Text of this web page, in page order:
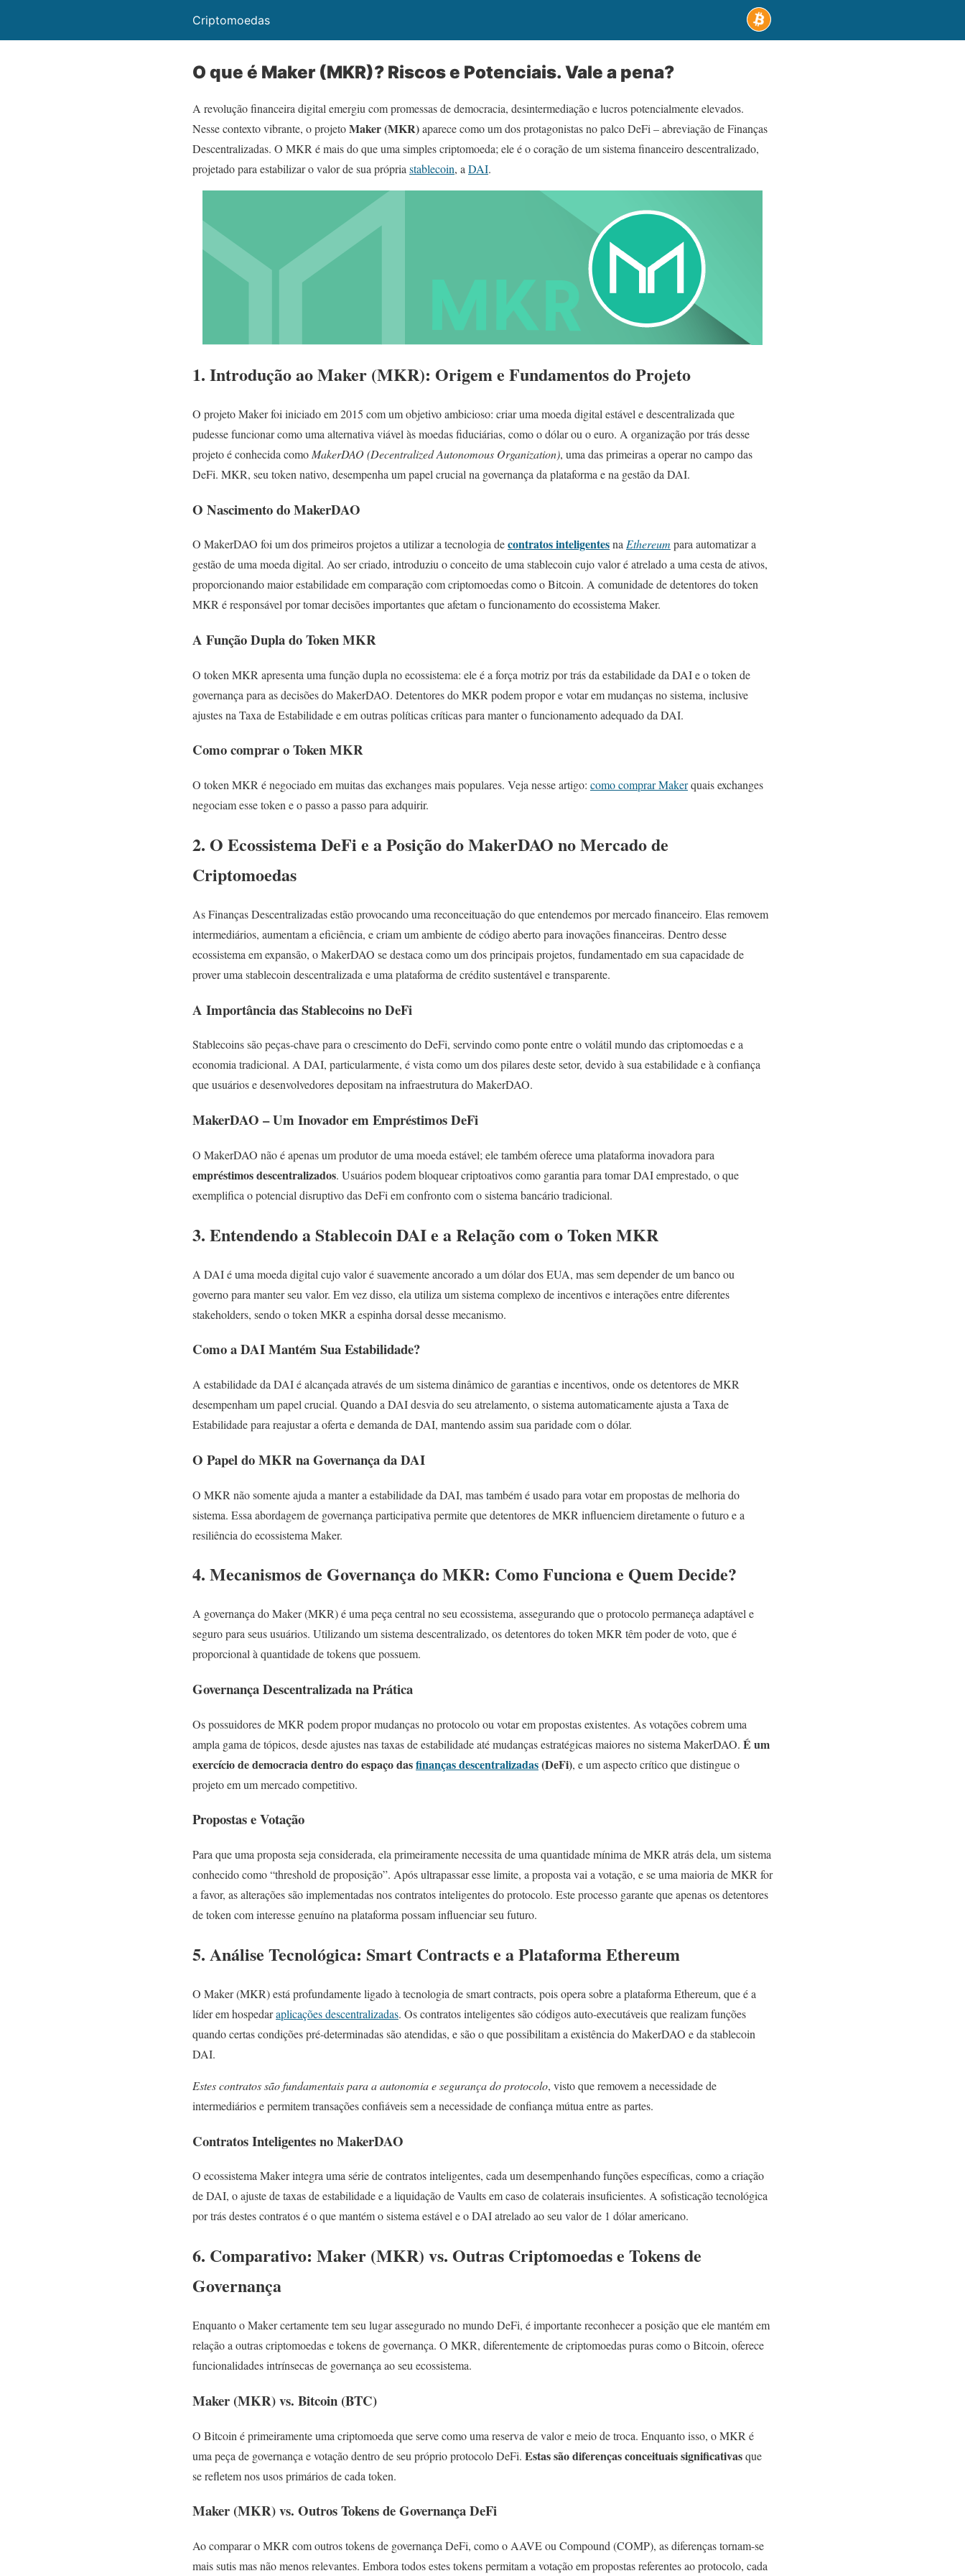
Criptomoedas
O que é Maker (MKR)? Riscos e Potenciais. Vale a pena?
A revolução financeira digital emergiu com promessas de democracia, desintermediação e lucros potencialmente elevados.
Nesse contexto vibrante, o projetoMaker (MKR)aparece como um dos protagonistas no palco DeFi – abreviação de Finanças
Descentralizadas. O MKR é mais do que uma simples criptomoeda; ele é o coração de um sistema financeiro descentralizado,
projetado para estabilizar o valor de sua própria stablecoin, a DAI.
1. Introdução ao Maker (MKR): Origem e Fundamentos do Projeto
O projeto Maker foi iniciado em 2015 com um objetivo ambicioso: criar uma moeda digital estável e descentralizada que
pudesse funcionar como uma alternativa viável às moedas fiduciárias, como o dólar ou o euro. A organização por trás desse
projeto é conhecida como MakerDAO (Decentralized Autonomous Organization), uma das primeiras a operar no campo das
DeFi. MKR, seu token nativo, desempenha um papel crucial na governança da plataforma e na gestão da DAI.
O Nascimento do MakerDAO
O MakerDAO foi um dos primeiros projetos a utilizar a tecnologia decontratos inteligentesnaEthereum para automatizar a
gestão de uma moeda digital. Ao ser criado, introduziu o conceito de uma stablecoin cujo valor é atrelado a uma cesta de ativos,
proporcionando maior estabilidade em comparação com criptomoedas como o Bitcoin. A comunidade de detentores do token
MKR é responsável por tomar decisões importantes que afetam o funcionamento do ecossistema Maker.
A Função Dupla do Token MKR
O token MKR apresenta uma função dupla no ecossistema: ele é a força motriz por trás da estabilidade da DAI e o token de
governança para as decisões do MakerDAO. Detentores do MKR podem propor e votar em mudanças no sistema, inclusive
ajustes na Taxa de Estabilidade e em outras políticas críticas para manter o funcionamento adequado da DAI.
Como comprar o Token MKR
O token MKR é negociado em muitas das exchanges mais populares. Veja nesse artigo: como comprar Makerquais exchanges
negociam esse token e o passo a passo para adquirir.
2. O Ecossistema DeFi e a Posição do MakerDAO no Mercado de
Criptomoedas
As Finanças Descentralizadas estão provocando uma reconceituação do que entendemos por mercado financeiro. Elas removem
intermediários, aumentam a eficiência, e criam um ambiente de código aberto para inovações financeiras. Dentro desse
ecossistema em expansão, o MakerDAO se destaca como um dos principais projetos, fundamentado em sua capacidade de
prover uma stablecoin descentralizada e uma plataforma de crédito sustentável e transparente.
A Importância das Stablecoins no DeFi
Stablecoins são peças-chave para o crescimento do DeFi, servindo como ponte entre o volátil mundo das criptomoedas e a
economia tradicional. A DAI, particularmente, é vista como um dos pilares deste setor, devido à sua estabilidade e à confiança
que usuários e desenvolvedores depositam na infraestrutura do MakerDAO.
MakerDAO – Um Inovador em Empréstimos DeFi
O MakerDAO não é apenas um produtor de uma moeda estável; ele também oferece uma plataforma inovadora para
empréstimos descentralizados. Usuários podem bloquear criptoativos como garantia para tomar DAI emprestado, o que
exemplifica o potencial disruptivo das DeFi em confronto com o sistema bancário tradicional.
3. Entendendo a Stablecoin DAI e a Relação com o Token MKR
A DAI é uma moeda digital cujo valor é suavemente ancorado a um dólar dos EUA, mas sem depender de um banco ou
governo para manter seu valor. Em vez disso, ela utiliza um sistema complexo de incentivos e interações entre diferentes
stakeholders, sendo o token MKR a espinha dorsal desse mecanismo.
Como a DAI Mantém Sua Estabilidade?
A estabilidade da DAI é alcançada através de um sistema dinâmico de garantias e incentivos, onde os detentores de MKR
desempenham um papel crucial. Quando a DAI desvia do seu atrelamento, o sistema automaticamente ajusta a Taxa de
Estabilidade para reajustar a oferta e demanda de DAI, mantendo assim sua paridade com o dólar.
O Papel do MKR na Governança da DAI
O MKR não somente ajuda a manter a estabilidade da DAI, mas também é usado para votar em propostas de melhoria do
sistema. Essa abordagem de governança participativa permite que detentores de MKR influenciem diretamente o futuro e a
resiliência do ecossistema Maker.
4. Mecanismos de Governança do MKR: Como Funciona e Quem Decide?
A governança do Maker (MKR) é uma peça central no seu ecossistema, assegurando que o protocolo permaneça adaptável e
seguro para seus usuários. Utilizando um sistema descentralizado, os detentores do token MKR têm poder de voto, que é
proporcional à quantidade de tokens que possuem.
Governança Descentralizada na Prática
Os possuidores de MKR podem propor mudanças no protocolo ou votar em propostas existentes. As votações cobrem uma
ampla gama de tópicos, desde ajustes nas taxas de estabilidade até mudanças estratégicas maiores no sistema MakerDAO. É um
exercício de democracia dentro do espaço dasfinanças descentralizadas(DeFi), e um aspecto crítico que distingue o
projeto em um mercado competitivo.
Propostas e Votação
Para que uma proposta seja considerada, ela primeiramente necessita de uma quantidade mínima de MKR atrás dela, um sistema
conhecido como “threshold de proposição”. Após ultrapassar esse limite, a proposta vai a votação, e se uma maioria de MKR for
a favor, as alterações são implementadas nos contratos inteligentes do protocolo. Este processo garante que apenas os detentores
de token com interesse genuíno na plataforma possam influenciar seu futuro.
5. Análise Tecnológica: Smart Contracts e a Plataforma Ethereum
O Maker (MKR) está profundamente ligado à tecnologia de smart contracts, pois opera sobre a plataforma Ethereum, que é a
líder em hospedaraplicações descentralizadas. Os contratos inteligentes são códigos auto-executáveis que realizam funções
quando certas condições pré-determinadas são atendidas, e são o que possibilitam a existência do MakerDAO e da stablecoin
DAI.
Estes contratos são fundamentais para a autonomia e segurança do protocolo, visto que removem a necessidade de
intermediários e permitem transações confiáveis sem a necessidade de confiança mútua entre as partes.
Contratos Inteligentes no MakerDAO
O ecossistema Maker integra uma série de contratos inteligentes, cada um desempenhando funções específicas, como a criação
de DAI, o ajuste de taxas de estabilidade e a liquidação de Vaults em caso de colaterais insuficientes. A sofisticação tecnológica
por trás destes contratos é o que mantém o sistema estável e o DAI atrelado ao seu valor de 1 dólar americano.
6. Comparativo: Maker (MKR) vs. Outras Criptomoedas e Tokens de
Governança
Enquanto o Maker certamente tem seu lugar assegurado no mundo DeFi, é importante reconhecer a posição que ele mantém em
relação a outras criptomoedas e tokens de governança. O MKR, diferentemente de criptomoedas puras como o Bitcoin, oferece
funcionalidades intrínsecas de governança ao seu ecossistema.
Maker (MKR) vs. Bitcoin (BTC)
O Bitcoin é primeiramente uma criptomoeda que serve como uma reserva de valor e meio de troca. Enquanto isso, o MKR é
uma peça de governança e votação dentro de seu próprio protocolo DeFi. Estas são diferenças conceituais significativasque
se refletem nos usos primários de cada token.
Maker (MKR) vs. Outros Tokens de Governança DeFi
Ao comparar o MKR com outros tokens de governança DeFi, como o AAVE ou Compound (COMP), as diferenças tornam-se
mais sutis mas não menos relevantes. Embora todos estes tokens permitam a votação em propostas referentes ao protocolo, cada